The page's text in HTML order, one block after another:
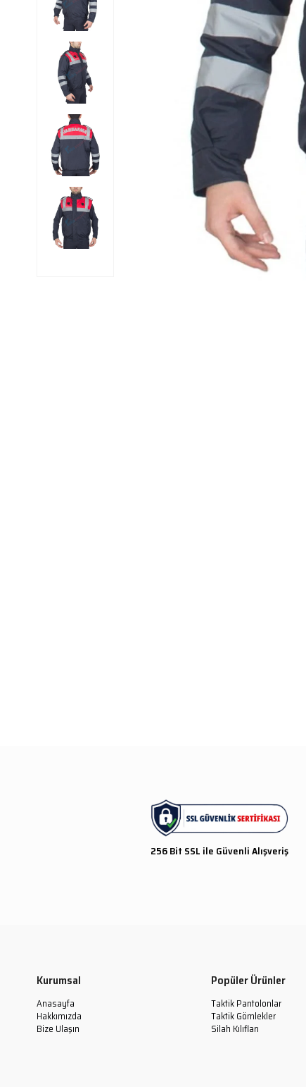
256 Bit SSL ile Güvenli Alışveriş
Kurumsal
Anasayfa
Hakkımızda
Bize Ulaşın
Popüler Ürünler
Taktik Pantolonlar
Taktik Gömlekler
Silah Kılıfları